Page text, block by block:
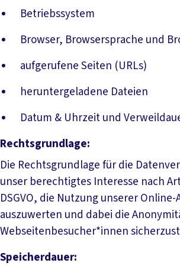
Betriebssystem
Browser, Browsersprache und
aufgerufene Seiten (URLs)
heruntergeladene Dateien
Datum & Uhrzeit und
Rechtsgrundlage:
Die Rechtsgrundlage für die
unser berechtigtes Interesse nach
DSGVO, die Nutzung unserer
auszuwerten und dabei die
Webseitenbesucher*innen
Speicherdauer: